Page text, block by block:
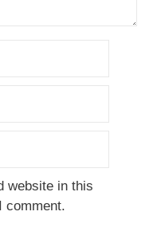
website in this
comment.